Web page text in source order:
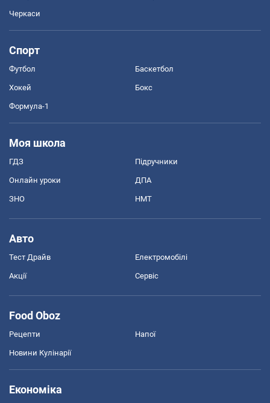
Черкаси
Спорт
Футбол Баскетбол
Хокей Бокс
Формула-1
Моя школа
ГДЗ Підручники
Онлайн уроки ДПА
ЗНО НМТ
Авто
Тест Драйв Електромобілі
Акції Сервіс
Food Oboz
Рецепти Напої
Новини Кулінарії
Економіка